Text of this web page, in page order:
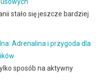
stało się jeszcze bardziej
Adrenalina i przygoda dla
sposób na aktywny